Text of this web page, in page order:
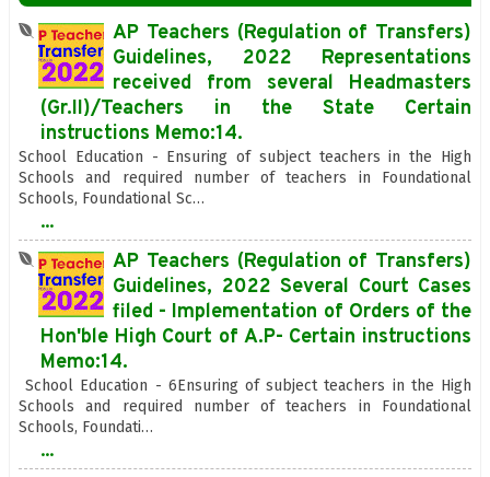
AP Teachers (Regulation of Transfers)
Guidelines, 2022 Representations
received from several Headmasters
(Gr.II)/Teachers in the State Certain
instructions Memo:14.
School Education - Ensuring of subject teachers in the High
Schools and required number of teachers in Foundational
Schools, Foundational Sc…
...
AP Teachers (Regulation of Transfers)
Guidelines, 2022 Several Court Cases
filed - Implementation of Orders of the
Hon'ble High Court of A.P- Certain instructions
Memo:14.
School Education - 6Ensuring of subject teachers in the High
Schools and required number of teachers in Foundational
Schools, Foundati…
...